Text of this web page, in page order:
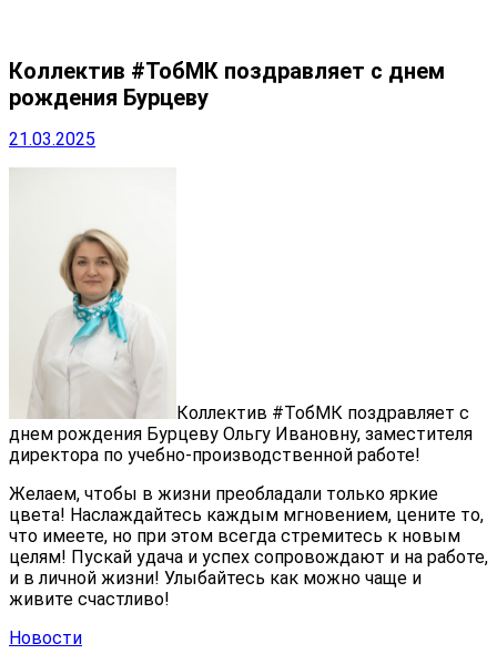
Коллектив #ТобМК поздравляет с днем
рождения Бурцеву
21.03.2025
Коллектив #ТобМК поздравляет с
днем рождения Бурцеву Ольгу Ивановну, заместителя
директора по учебно-производственной работе!
Желаем, чтобы в жизни преобладали только яркие
цвета! Наслаждайтесь каждым мгновением, цените то,
что имеете, но при этом всегда стремитесь к новым
целям! Пускай удача и успех сопровождают и на работе,
и в личной жизни! Улыбайтесь как можно чаще и
живите счастливо!
Новости